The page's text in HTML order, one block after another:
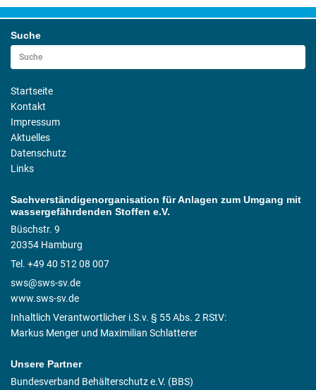
Suche
Startseite
Kontakt
Impressum
Aktuelles
Datenschutz
Links
Sachverständigenorganisation für Anlagen zum Umgang mit
wassergefährdenden Stoffen e.V.
Büschstr. 9
20354 Hamburg
Tel. +49 40 512 08 007
sws@sws-sv.de
www.sws-sv.de
Inhaltlich Verantwortlicher i.S.v. § 55 Abs. 2 RStV:
Markus Menger und Maximilian Schlatterer
Unsere Partner
Bundesverband Behälterschutz e.V. (BBS)